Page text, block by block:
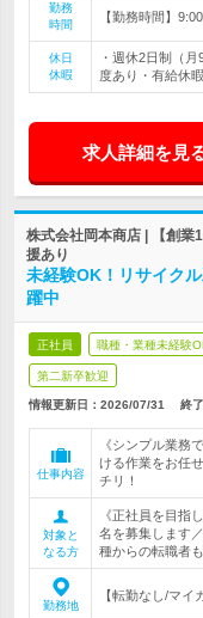
勤務
時間
【勤務時間】
休日
休暇
・週休2日制（
度あり・有給休
求人詳細を見
株式会社岡本商店 | 【創
援あり
未経験OK！リサイク
躍中
正社員 職種・業種未経験
第二新卒歓迎
情報更新日：2026/07/31 終
仕事内容
《シンプル業務
ける作業をお任
チリ！
対象と
なる方
《正社員を目指
名を募集します
種からの転職者
勤務地
【転勤なし/マ